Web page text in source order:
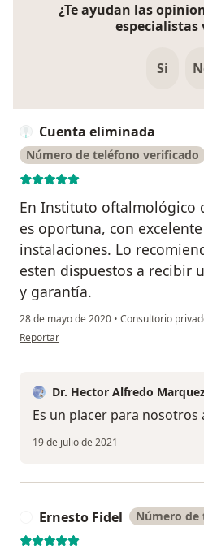
¿Te ayudan las
especialistas
Si
Cuenta eliminada
Número de teléfono verificado
En Instituto oftalmológico
es oportuna, con
instalaciones. Lo
esten dispuestos a recibir
y garantía.
28 de mayo de 2020 • Consultorio
en opinión del usuario Cuenta eliminada
Reportar
Dr. Hector Alfredo
Es un placer para nosotros
19 de julio de 2021
Ernesto Fidel Número de